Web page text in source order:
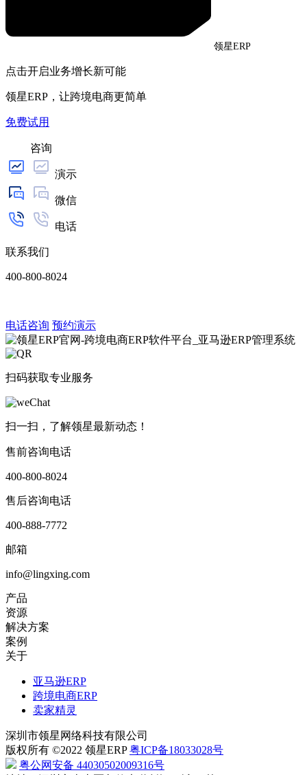
领星ERP
点击开启业务增长新可能
领星ERP，让跨境电商更简单
免费试用
咨询
演示
微信
电话
联系我们
400-800-8024
电话咨询 预约演示
扫码获取专业服务
扫一扫，了解领星最新动态！
售前咨询电话
400-800-8024
售后咨询电话
400-888-7772
邮箱
info@lingxing.com
产品
资源
解决方案
案例
关于
亚马逊ERP
跨境电商ERP
卖家精灵
深圳市领星网络科技有限公司
版权所有 ©2022 领星ERP粤ICP备18033028号
粤公网安备 44030502009316号